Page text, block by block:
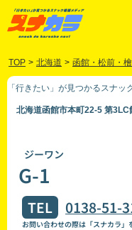
TOP > 北海道 > 函館・松前・
「行きたい」が見つかるスナッ
北海道函館市本町22-5 第3LC
ジーワン
G-1
TEL 0138-51-
お問い合わせの際は「スナカラ」